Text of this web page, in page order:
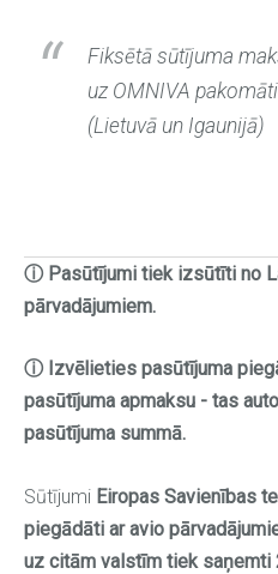
Fiksētā sūtījuma
uz OMNIVA
(Lietuvā un Igaunijā)
ⓘ Pasūtījumi tiek izsūtīti no
pārvadājumiem.
ⓘ Izvēlieties pasūtījuma
pasūtījuma apmaksu - tas
pasūtījuma summā.
Sūtījumi Eiropas Savienības
piegādāti ar avio
uz citām valstīm tiek saņemti